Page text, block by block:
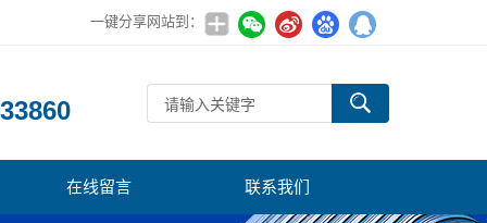
一键分享网站到：
在线留言 联系我们